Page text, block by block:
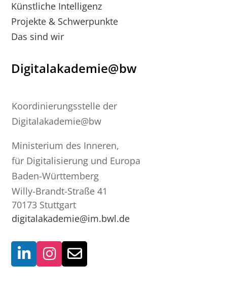
Künstliche Intelligenz
Projekte & Schwerpunkte
Das sind wir
Digitalakademie@bw
Koordinierungsstelle der
Digitalakademie@bw
Ministerium des Inneren,
für Digitalisierung und Europa
Baden-Württemberg
Willy-Brandt-Straße 41
70173 Stuttgart
digitalakademie@im.bwl.de